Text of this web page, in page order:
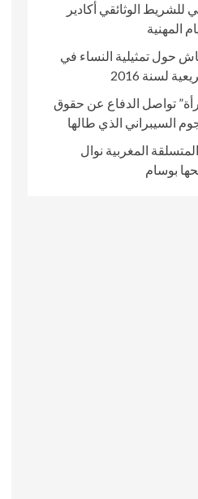
للشريط الوثائقي أكادير
حول تمثيلية النساء في
لسنة 2016
تواصل الدفاع عن حقوق
السيبراني الذي طالها
المغربية نوال
بوسام